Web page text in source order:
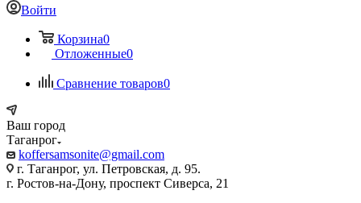
Войти
Корзина0
Отложенные0
Сравнение товаров0
Ваш город
Таганрог
koffersamsonite@gmail.com
г. Таганрог, ул. Петровская, д. 95.
г. Ростов-на-Дону, проспект Сиверса, 21